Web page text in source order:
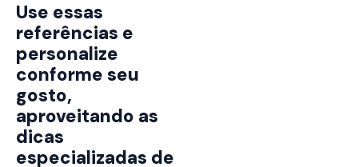
Use essas
referências e
personalize
conforme seu
gosto,
aproveitando as
dicas
especializadas de